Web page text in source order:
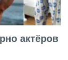
актёров